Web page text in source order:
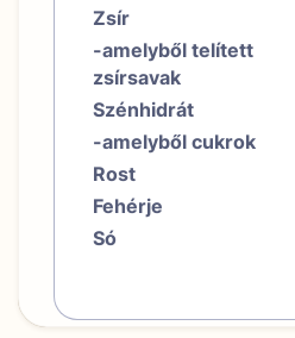
Zsír
-amelyből telített
zsírsavak
Szénhidrát
-amelyből cukrok
Rost
Fehérje
Só